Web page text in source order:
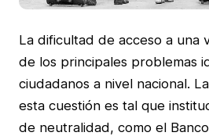
La dificultad de acceso a una
de los principales problemas
ciudadanos a nivel nacional.
esta cuestión es tal que
de neutralidad, como el